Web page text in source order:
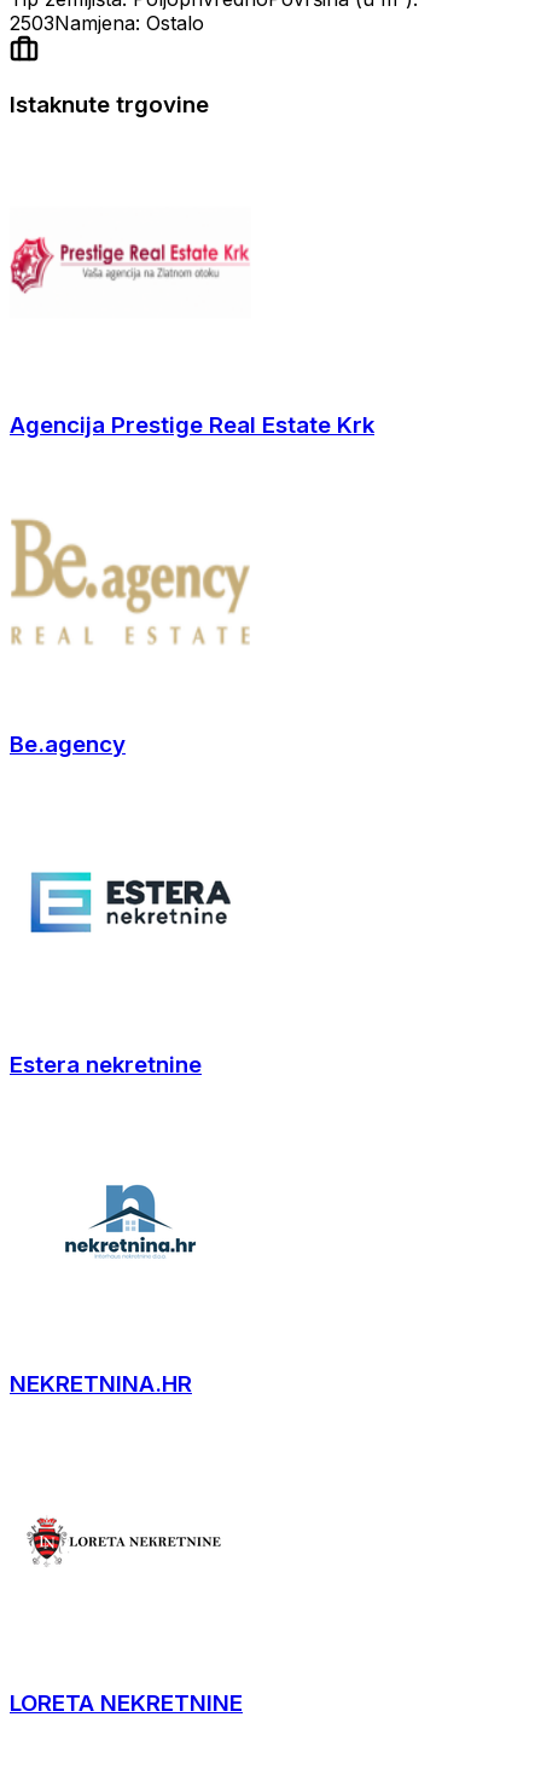
2503Namjena: Ostalo
Istaknute trgovine
Agencija Prestige Real Estate Krk
Be.agency
Estera nekretnine
NEKRETNINA.HR
LORETA NEKRETNINE